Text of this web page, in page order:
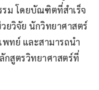
รม โดยบัณฑิตที่สำเร็จ
ยวิจัย นักวิทยาศาสตร์
ทย์ และสามารถนำ
สูตรวิทยาศาสตร์ที่